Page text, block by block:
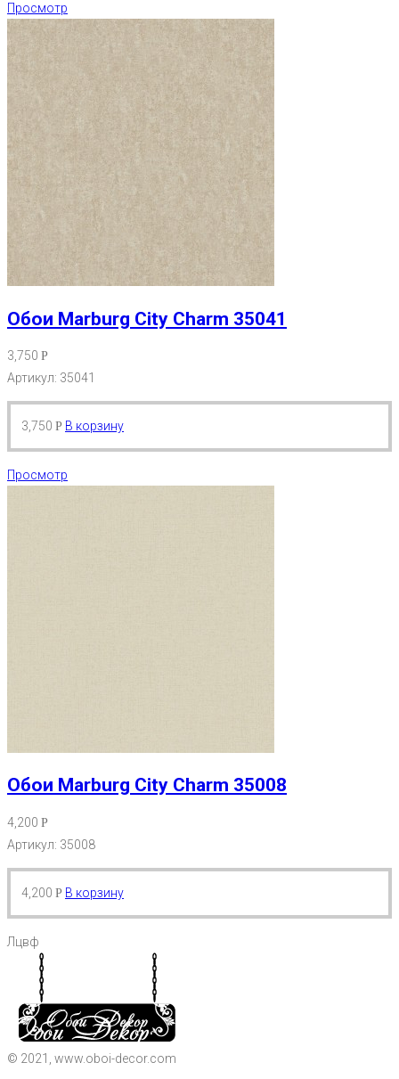
Просмотр
Обои Marburg City Charm 35041
3,750 Р
Артикул: 35041
3,750 Р В корзину
Просмотр
Обои Marburg City Charm 35008
4,200 Р
Артикул: 35008
4,200 Р В корзину
Лцвф
© 2021, www.oboi-decor.com